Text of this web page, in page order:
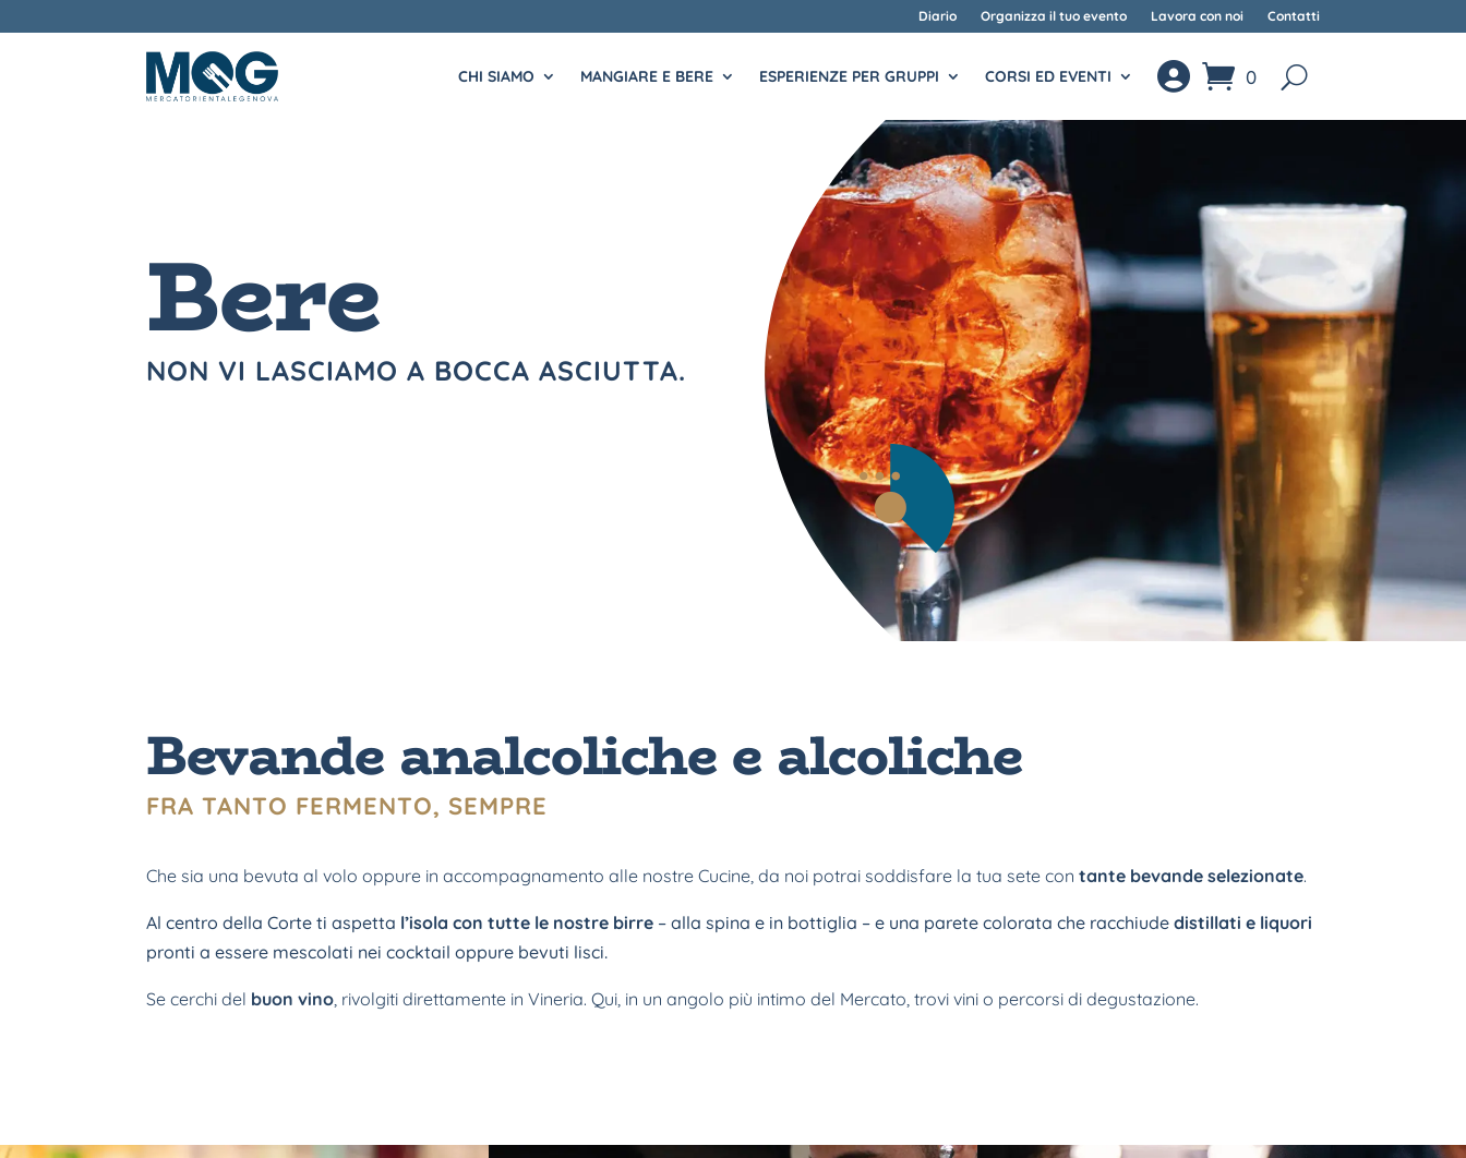
Diario Organizza il tuo evento Lavora con noi Contatti
CHI SIAMO MANGIARE E BERE ESPERIENZE PER GRUPPI CORSI ED EVENTI 0
Bere
NON VI LASCIAMO A BOCCA ASCIUTTA.
Bevande analcoliche e alcoliche
FRA TANTO FERMENTO, SEMPRE
Che sia una bevuta al volo oppure in accompagnamento alle nostre Cucine, da noi potrai soddisfare la tua sete contante bevande selezionate.
Al centro della Corte ti aspetta l’isola con tutte le nostre birre – alla spina e in bottiglia – e una parete colorata che racchiudedistillati e liquori
pronti a essere mescolati nei cocktail oppure bevuti lisci.
Se cerchi del buon vino , rivolgiti direttamente in Vineria. Qui, in un angolo più intimo del Mercato, trovi vini o percorsi di degustazione.